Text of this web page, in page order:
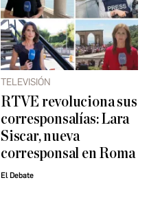
TELEVISIÓN
RTVE revoluciona sus
corresponsalías: Lara
Siscar, nueva
corresponsal en Roma
El Debate